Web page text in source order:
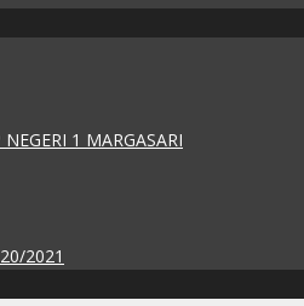
1 MARGASARI
2021